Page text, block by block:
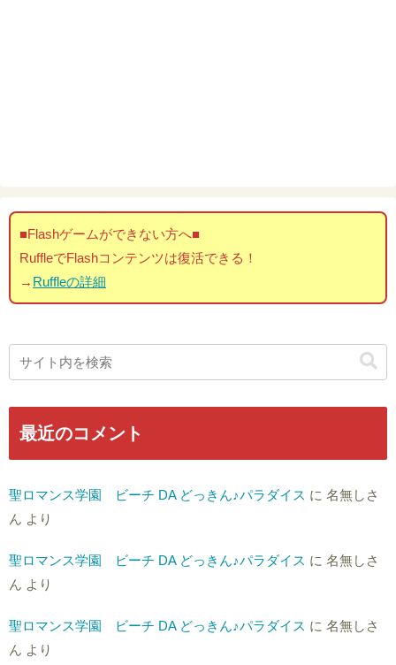
■Flashゲームができない方へ■
RuffleでFlashコンテンツは復活できる！
→ Ruffleの詳細
最近のコメント
聖ロマンス学園 ビーチ DA どっきん♪パラダイス に 名無しさ
ん より
聖ロマンス学園 ビーチ DA どっきん♪パラダイス に 名無しさ
ん より
聖ロマンス学園 ビーチ DA どっきん♪パラダイス に 名無しさ
ん より